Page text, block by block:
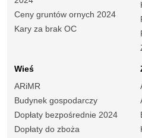
Ceny gruntów ornych 2024
Kary za brak OC
Wieś
ARiMR
Budynek gospodarczy
Dopłaty bezpośrednie 2024
Dopłaty do zboża